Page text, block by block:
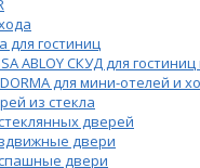
для гостиниц
ABLOY СКУД для
DORMA для мини-отелей и
из стекла
дверей
двери
двери